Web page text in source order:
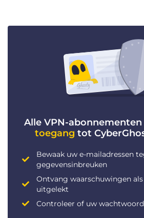
Alle VPN-abonnementen
toegang tot
Bewaak uw e-mailadressen
gegevensinbreuken
Ontvang waarschuwingen
uitgelekt
Controleer of uw